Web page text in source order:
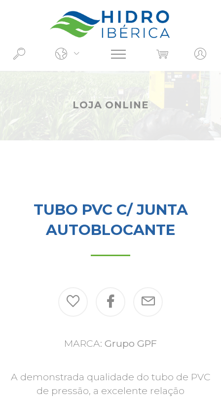
LOJA ONLINE
TUBO PVC C/ JUNTA
AUTOBLOCANTE
MARCA: Grupo GPF
A demonstrada qualidade do tubo de PVC
de pressão, a excelente relação
O QUE PROCURA?